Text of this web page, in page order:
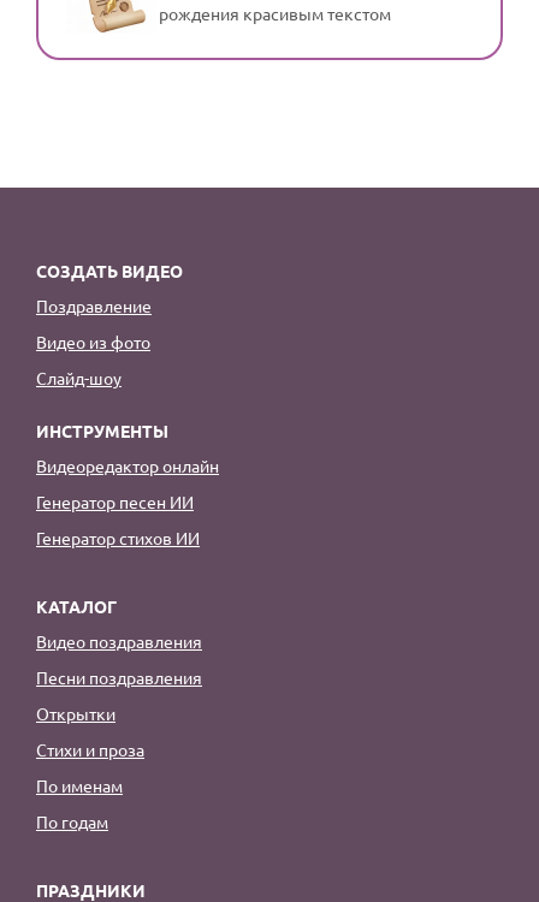
рождения красивым текстом
СОЗДАТЬ ВИДЕО
Поздравление
Видео из фото
Слайд-шоу
ИНСТРУМЕНТЫ
Видеоредактор онлайн
Генератор песен ИИ
Генератор стихов ИИ
КАТАЛОГ
Видео поздравления
Песни поздравления
Открытки
Стихи и проза
По именам
По годам
ПРАЗДНИКИ